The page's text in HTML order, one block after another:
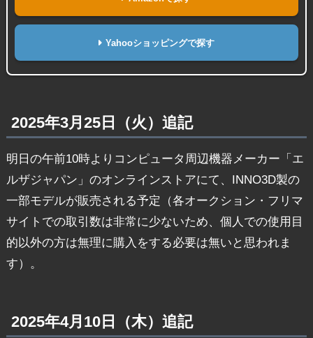
Yahooショッピングで探す
2025年3月25日（火）追記
明日の午前10時よりコンピュータ周辺機器メーカー「エ
ルザジャパン」のオンラインストアにて、INNO3D製の
一部モデルが販売される予定（各オークション・フリマ
サイトでの取引数は非常に少ないため、個人での使用目
的以外の方は無理に購入をする必要は無いと思われま
す）。
2025年4月10日（木）追記